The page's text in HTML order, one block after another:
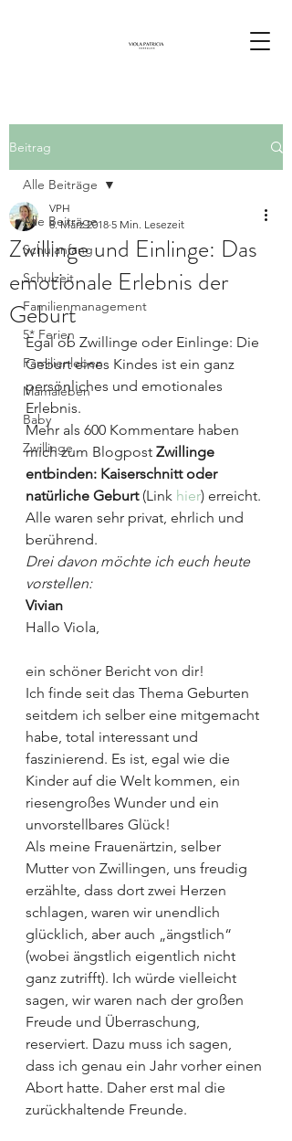
Beitrag
Alle Beiträge
Schulanfang
Schulzeit
Familienmanagement
5* Ferien
Familienleben
Mamaleben
Baby
Zwillinge
Alle Beiträge
Zwillinge und Einlinge: Das
emotionale Erlebnis der
Geburt
VPH
8. März 2018 5 Min. Lesezeit
Egal ob Zwillinge oder Einlinge: Die
Geburt eines Kindes ist ein ganz
persönliches und emotionales
Erlebnis.
Mehr als 600 Kommentare haben
mich zum Blogpost Zwillinge
entbinden: Kaiserschnitt oder
natürliche Geburt (Link hier) erreicht.
Alle waren sehr privat, ehrlich und
berührend.
Drei davon möchte ich euch heute
vorstellen:
Vivian
Hallo Viola,
ein schöner Bericht von dir!
Ich finde seit das Thema Geburten
seitdem ich selber eine mitgemacht
habe, total interessant und
faszinierend. Es ist, egal wie die
Kinder auf die Welt kommen, ein
riesengroßes Wunder und ein
unvorstellbares Glück!
Als meine Frauenärtzin, selber
Mutter von Zwillingen, uns freudig
erzählte, dass dort zwei Herzen
schlagen, waren wir unendlich
glücklich, aber auch „ängstlich“
(wobei ängstlich eigentlich nicht
ganz zutrifft). Ich würde vielleicht
sagen, wir waren nach der großen
Freude und Überraschung,
reserviert. Dazu muss ich sagen,
dass ich genau ein Jahr vorher einen
Abort hatte. Daher erst mal die
zurückhaltende Freunde.